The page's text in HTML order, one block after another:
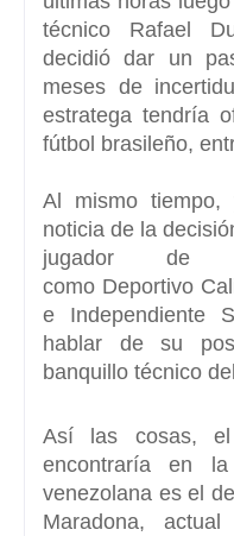
técnico Rafael
decidió dar un
meses de
estratega tendría
fútbol brasileño,
Al mismo
noticia de la
jugador de
como Deportivo
e Independiente
hablar de su
banquillo técnico
Así las cosas,
encontraría en
venezolana es el
Maradona, actual